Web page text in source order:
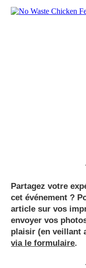
Partagez votre
cet événement ?
article sur vos
envoyer vos
plaisir (en veillant
via le formulaire.